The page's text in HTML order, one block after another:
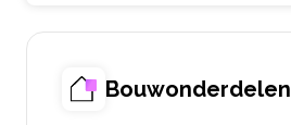
Bouwonderdelen